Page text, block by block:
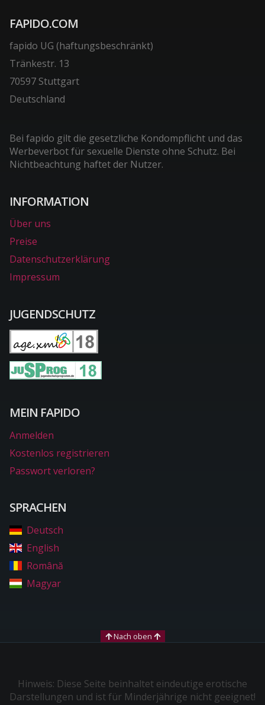
FAPIDO.COM
fapido UG (haftungsbeschränkt)
Tränkestr. 13
70597 Stuttgart
Deutschland
Bei fapido gilt die gesetzliche Kondompflicht und das
Werbeverbot für sexuelle Dienste ohne Schutz. Bei
Nichtbeachtung haftet der Nutzer.
INFORMATION
Über uns
Preise
Datenschutzerklärung
Impressum
JUGENDSCHUTZ
MEIN FAPIDO
Anmelden
Kostenlos registrieren
Passwort verloren?
SPRACHEN
Deutsch
English
Română
Magyar
Nach oben
Hinweis: Diese Seite beinhaltet eindeutige erotische
Darstellungen und ist für Minderjährige nicht geeignet!